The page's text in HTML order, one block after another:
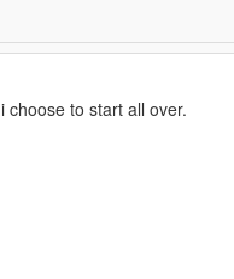
choose to start all over.